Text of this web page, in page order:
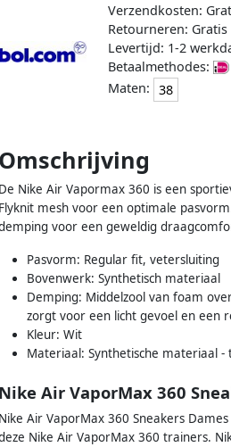
Verzendkosten:
Retourneren: Gratis
Levertijd: 1-2
Betaalmethodes:
Maten: 38
Omschrijving
De Nike Air Vapormax 360 is een
Flyknit mesh voor een optimale
voor een geweldig
Pasvorm: Regular fit, vetersluiting
Bovenwerk: Synthetisch materiaal
Demping: Middelzool van foam
zorgt voor een licht gevoel en een
Kleur: Wit
Materiaal: Synthetische materiaal
Nike Air VaporMax 360
Nike Air VaporMax 360 Sneakers
Nike Air VaporMax 360 trainers.